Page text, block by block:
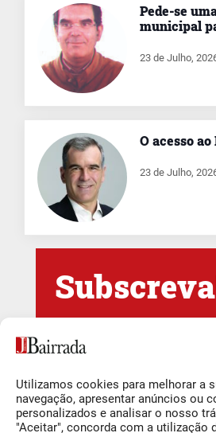
Utilizamos cookies para melhorar a
navegação, apresentar anúncios ou
personalizados e analisar o nosso
"Aceitar", concorda com a utilização
Pede-se
municipal
23 de Julho,
O acesso
23 de Julho,
Newsletter
da Bairrada
Newsletter Semanal